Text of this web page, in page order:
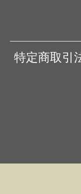
特定商取引